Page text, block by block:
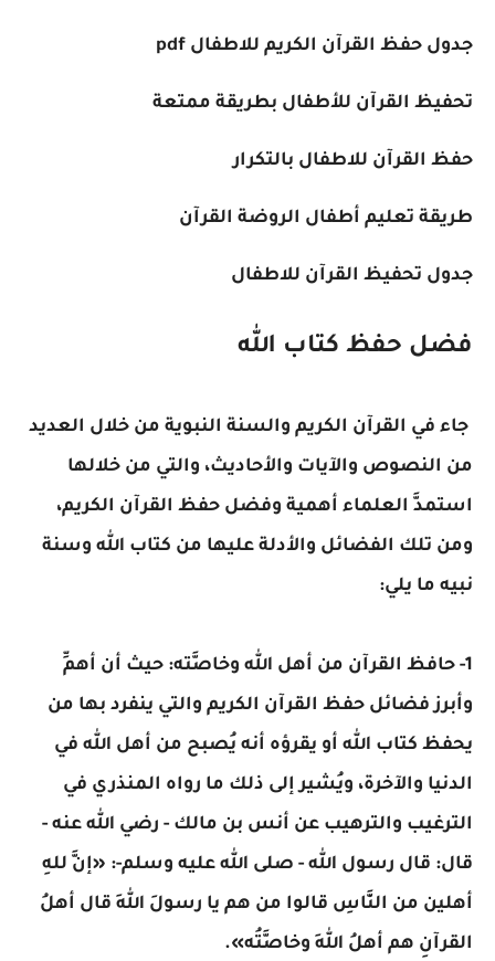
جدول حفظ القرآن الكريم للاطفال pdf
تحفيظ القرآن للأطفال بطريقة ممتعة
حفظ القرآن للاطفال بالتكرار
طريقة تعليم أطفال الروضة القرآن
جدول تحفيظ القرآن للاطفال
فضل حفظ كتاب الله
جاء في القرآن الكريم والسنة النبوية من خلال العديد
من النصوص والآيات والأحاديث، والتي من خلالها
استمدَّ العلماء أهمية وفضل حفظ القرآن الكريم،
ومن تلك الفضائل والأدلة عليها من كتاب الله وسنة
نبيه ما يلي:
1- حافظ القرآن من أهل الله وخاصَّته: حيث أن أهمِّ
وأبرز فضائل حفظ القرآن الكريم والتي ينفرد بها من
يحفظ كتاب الله أو يقرؤه أنه يُصبح من أهل الله في
الدنيا والآخرة، ويُشير إلى ذلك ما رواه المنذري في
الترغيب والترهيب عن أنس بن مالك - رضي الله عنه -
قال: قال رسول الله - صلى الله عليه وسلم-: «إنَّ للهِ
أهلين من النَّاسِ قالوا من هم يا رسولَ اللهِ قال أهلُ
القرآنِ هم أهلُ اللهِ وخاصَّتُه».